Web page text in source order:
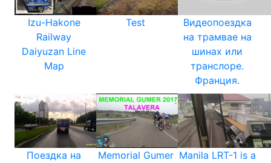
Izu-Hakone
Railway
Daiyuzan Line
Map
Test
Видеопоездка
на трамвае на
шинах или
транслоре.
Франция.
Поездка на Memorial Gumer Manila LRT-1 is a